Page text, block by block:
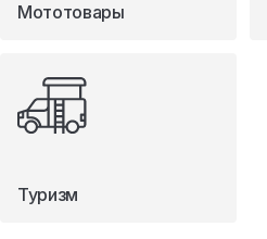
Мототовары
Туризм